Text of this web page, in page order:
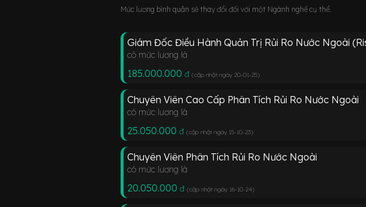
Mức lương bình quân sẽ thay đổi đối với một Ngành nghề cụ thể.
Giám Đốc Điều Hành Quản Trị Rủi Ro Nước Ngoài
có mức lương là
185.000.000 đ (cập nhật ngày 20-01-25)
Chuyên Viên Cao Cấp Phân Tích Rủi Ro Nước Ngoài
có mức lương là
25.050.000 đ (cập nhật ngày 15-10-23)
Chuyên Viên Phân Tích Rủi Ro Nước Ngoài
có mức lương là
20.050.000 đ (cập nhật ngày 16-10-24)